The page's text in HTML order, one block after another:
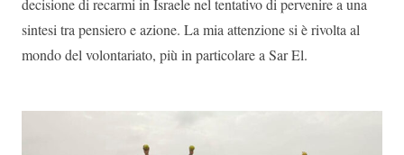
sintesi tra pensiero e azione. La mia attenzione si è rivolta al
mondo del volontariato, più in particolare a Sar El.